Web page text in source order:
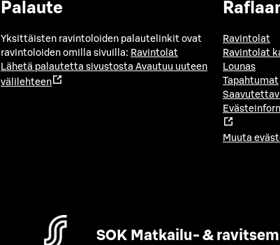
Palaute
Yksittäisten ravintoloiden palautelinkit ovat
ravintoloiden omilla sivuilla: Ravintolat
Lähetä palautetta sivustosta Avautuu uuteen
välilehteen
Ravintolat
Ravintolat
Lounas
Tapahtumat
Muuta
SOK Matkailu- &